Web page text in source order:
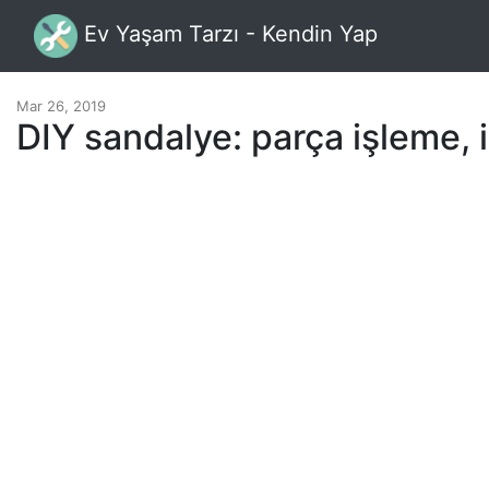
Ev Yaşam Tarzı - Kendin Yap
Mar 26, 2019
DIY sandalye: parça işleme,